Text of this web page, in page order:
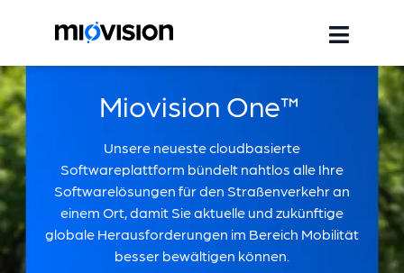
Miovision One™
Unsere neueste cloudbasierte
Softwareplattform bündelt nahtlos alle Ihre
Softwarelösungen für den Straßenverkehr an
einem Ort, damit Sie aktuelle und zukünftige
globale Herausforderungen im Bereich Mobilität
besser bewältigen können.